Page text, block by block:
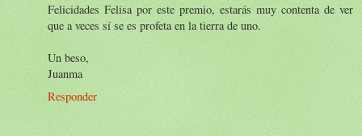
Felicidades Felisa por este premio, estarás muy contenta de ver
que a veces sí se es profeta en la tierra de uno.
Un beso,
Juanma
Responder